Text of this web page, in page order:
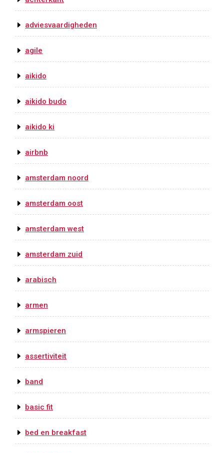
adviesvaardigheden
agile
aikido
aikido budo
aikido ki
airbnb
amsterdam noord
amsterdam oost
amsterdam west
amsterdam zuid
arabisch
armen
armspieren
assertiviteit
band
basic fit
bed en breakfast